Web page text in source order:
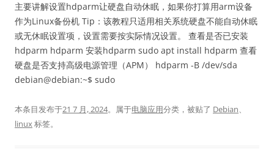
主要讲解设置hdparm让硬盘自动休眠，如果你打算用arm设备
作为Linux备份机 Tip：该教程只适用相关系统硬盘不能自动休眠
或无休眠设置项，设置需要按实际情况设置。 查看是否已安装
hdparm hdparm 安装hdparm sudo apt install hdparm 查看
硬盘是否支持高级电源管理（APM） hdparm -B /dev/sda
debian@debian:~$ sudo
本条目发布于21 7 月, 2024。属于电脑应用分类，被贴了 Debian、
linux标签。